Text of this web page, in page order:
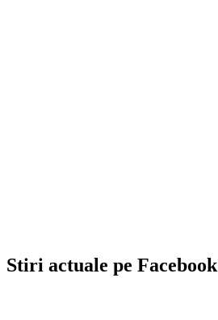
Stiri actuale pe Facebook